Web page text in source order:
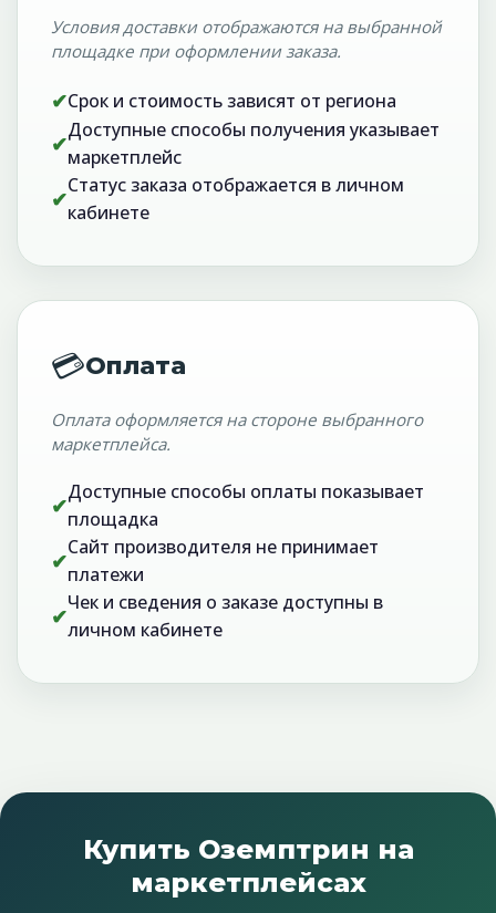
Условия доставки отображаются на выбранной
площадке при оформлении заказа.
✔Срок и стоимость зависят от региона
✔
Доступные способы получения указывает
маркетплейс
✔
Статус заказа отображается в личном
кабинете
💳Оплата
Оплата оформляется на стороне выбранного
маркетплейса.
✔
Доступные способы оплаты показывает
площадка
✔
Сайт производителя не принимает
платежи
✔
Чек и сведения о заказе доступны в
личном кабинете
Купить Оземптрин на
маркетплейсах